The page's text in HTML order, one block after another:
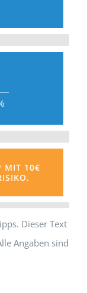
MIT 10€
Dieser Text
Angaben sind